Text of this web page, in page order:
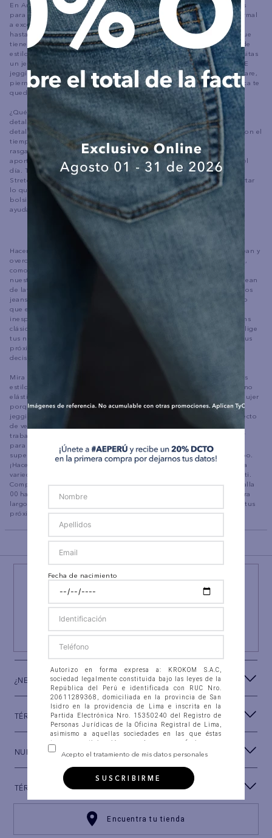
En American Eagle realmente valoramos lo que un buen par de jeans
para mujer puede aportar a la mesa. Puedes llevar tu atuendo de normal
a excelente, y puedes estar segura de sentirte bien desde la mañana
hasta la noche. Los jeans son los mejores pantalones de mujer porque
tienen algo que ofrecerle a todas. ¿Te encanta el estilo de talle alto de
estilos como el Mom Jean o el Tomgirl? ¡Los tenemos para ti!. ¿Necesitas
un jean que estilice tu figura y te haga sentir cómoda a la vez? Los AE
jeggings son la respuesta. Con todo tipo de estilos como bootcut, flare,
pierna ancha, overoles, jeans ajustados, jeans con curvas y más, nunca te
quedarás sin opciones para encontrar tus nuevos AE jeans favoritos.
¿Qué diferencia a los AE jeans del resto? Nos preocupamos por los
detalles de nuestros jeans, por eso solo elegimos las mejores telas y
detalles para crearlos. El denim 100% algodón es rígido y se rompe con el
tiempo cuanto más lo usas. Nuestros denim jeans pueden venir con
rasgaduras y reparaciones terminadas a mano y nunca dejarán de
aportarle un estilo vanguardista y de la vieja escuela a tu atuendo del
día. Tejidos elásticos como Super Stretch, Super Soft y Ne (X) t Level
Stretch permiten que tus jeans siempre se muevan contigo sin importar
lo que estés haciendo. Otros elementos como detalles de botones,
bolsillos de gran tamaño y todos los lavados que se te ocurran te
ayudarán a crear el aspecto exacto que deseas, cuando lo deseas.
Hacemos jeans modernos para mujer como el Mom Jean, Cropped Jean y
overoles. Siempre tendremos los ajustes clásicos que conoces y amas,
como jeans bootcut, ajustados, acampanados y más. ¿Ya probaste
nuestros flared jeans? Ya sea que prefieras el aspecto icónico de un jean
de lavado claro o te gusten los tonos oscuros, hacemos todos nuestros
jeans en una variedad de colores y estilos para que siempre tengas lo
que está buscando. Los jeans de colores elevan tu look con colores
inesperados como el verde oliva, naranja y más, mientras que los jeans
clásicos negros, azules y jeans blancos nunca serán una mala idea. Elige
tus nuevos jeans según el color, los detalles o el ajuste y encuentra tus
próximos favoritos. ¿Jean azul claro o jean azul oscuro? ¡Toma una
decisión que te haga muy feliz, como tus jeans AE!.
Mira todas las tendencias de jeans para mujer y encuentra los últimos
estilos que amamos, como jeans de lavado ligero, rasgados, negros, no
elásticos y mucho más, luego termina tu look con los tops AE para mujer
porque cada jean merece la parte superior correcta. Usa tu nuevo
jegging para mujer favorito con un top corto para crear el look perfecto
de verano. ¿Estás buscando algo que puedas usar en clase y en el
trabajo? Los jeans negros con una camiseta básica siempre están ahí
para ti con un estilo fácil y versátil. Mezcla y combina tus partes
superiores e inferiores para crear un look que sea tuyo todo el tiempo.
¡Hacemos jeans para todos!, nuestros jeans para mujer vienen en una
variedad de tamaños para que siempre tengas la talla indicada para ti.
Compra tus jeans favoritos en tamaños inclusivos que van desde la talla
00 hasta la talla 24 y en diferentes longitudes, como extra corto y extra
largo. ¡Compra ya la línea completa de jeans para mujer y encuentra tus
próximos favoritos solo en American Eagle!
BACK TO TOP
¡NEWSLETTER AEO!
Y RECIBE UN REGALO ESPECIAL
SUSCRIBIRSE
¿NECESITAS AYUDA?
TÉRMINOS Y CONDICIONES
NUESTRA MARCA
TÉRMINOS LEGALES
Encuentra tu tienda
Fecha de nacimiento
Autorizo en forma expresa a: KROKOM S.A.C,
sociedad legalmente constituida bajo las leyes de la
República del Perú e identificada con RUC Nro.
20611289368, domiciliada en la provincia de San
Isidro en la providencia de Lima e inscrita en la
Partida Electrónica Nro. 15350240 del Registro de
Personas Jurídicas de la Oficina Registral de Lima,
asimismo a aquellas sociedades en las que éstas
tengan participación, con las que se fusionen o
integren (en adelante “la Compañía”), para que
automatizados, así como en ficheros físicos, accedan,
intercambien, consulten, soliciten, suministren,
reporten, divulguen, transfieran, transmitan,
para las siguientes FINALIDADES: (i) Establecer
canales de comunicación con el Titular de los datos
personales, a través de correo electrónico, llamadas
Acepto el tratamiento de mis datos personales
SUSCRIBIRME